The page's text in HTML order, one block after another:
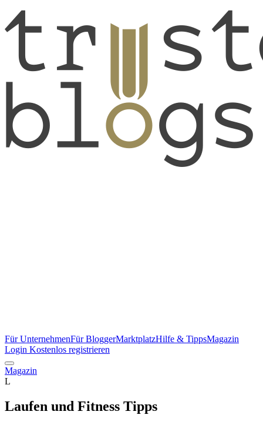
Für UnternehmenFür BloggerMarktplatzHilfe & TippsMagazin
Login Kostenlos registrieren
Magazin
L
Laufen und Fitness Tipps